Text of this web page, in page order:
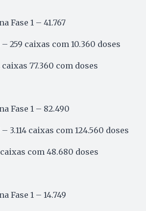
Fase 1 – 41.767
259 caixas com 10.360 doses
77.360 com doses
Fase 1 – 82.490
3.114 caixas com 124.560 doses
com 48.680 doses
Fase 1 – 14.749